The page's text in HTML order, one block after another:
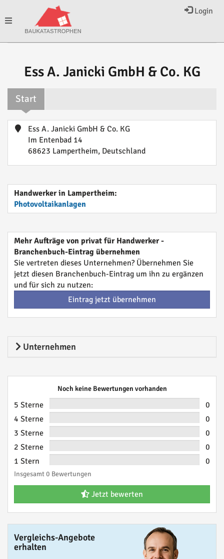
Login
Toggle
Ess A. Janicki GmbH & Co. KG
Start
Ess A. Janicki GmbH & Co. KG
Im Entenbad 14
68623 Lampertheim, Deutschland
Handwerker in Lampertheim:
Photovoltaikanlagen
Mehr Aufträge von privat für Handwerker -
Branchenbuch-Eintrag übernehmen
Sie vertreten dieses Unternehmen? Übernehmen Sie
jetzt diesen Branchenbuch-Eintrag um ihn zu ergänzen
und für sich zu nutzen:
Eintrag jetzt übernehmen
Unternehmen
Noch keine Bewertungen vorhanden
5 Sterne
0
4 Sterne
0
3 Sterne
0
2 Sterne
0
1 Stern
0
Insgesamt 0 Bewertungen
Jetzt bewerten
Vergleichs-Angebote
erhalten